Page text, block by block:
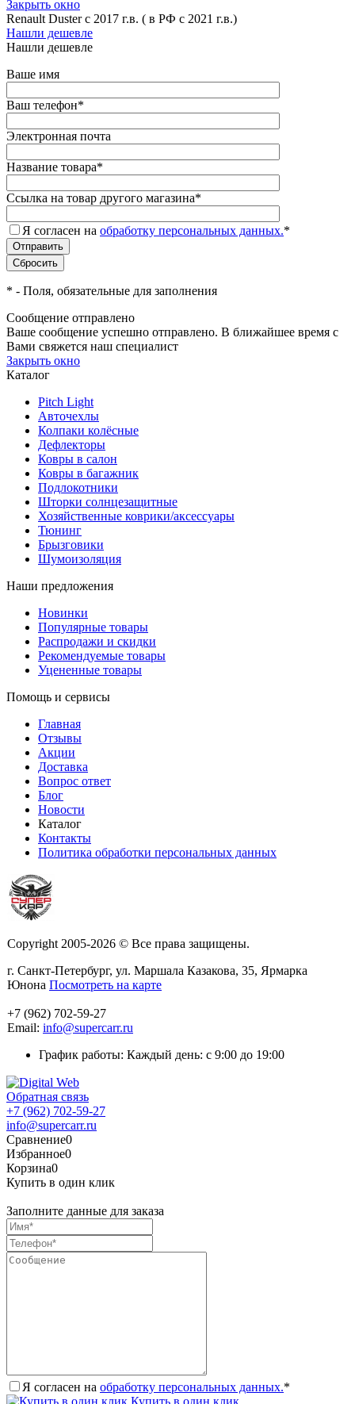
Закрыть окно
Renault Duster с 2017 г.в. ( в РФ с 2021 г.в.)
Нашли дешевле
Нашли дешевле
Ваше имя
Ваш телефон*
Электронная почта
Название товара*
Ссылка на товар другого магазина*
Я согласен на обработку персональных данных.*
* - Поля, обязательные для заполнения
Сообщение отправлено
Ваше сообщение успешно отправлено. В ближайшее время с
Вами свяжется наш специалист
Закрыть окно
Каталог
Pitch Light
Авточехлы
Колпаки колёсные
Дефлекторы
Ковры в салон
Ковры в багажник
Подлокотники
Шторки солнцезащитные
Хозяйственные коврики/аксессуары
Тюнинг
Брызговики
Шумоизоляция
Наши предложения
Новинки
Популярные товары
Распродажи и скидки
Рекомендуемые товары
Уцененные товары
Помощь и сервисы
Главная
Отзывы
Акции
Доставка
Вопрос ответ
Блог
Новости
Каталог
Контакты
Политика обработки персональных данных
Copyright 2005-2026 © Все права защищены.
г. Санкт-Петербург, ул. Маршала Казакова, 35, Ярмарка
Юнона Посмотреть на карте
+7 (962) 702-59-27
Email: info@supercarr.ru
График работы: Каждый день: с 9:00 до 19:00
Обратная связь
+7 (962) 702-59-27
info@supercarr.ru
Сравнение0
Избранное0
Корзина0
Купить в один клик
Заполните данные для заказа
Я согласен на обработку персональных данных.*